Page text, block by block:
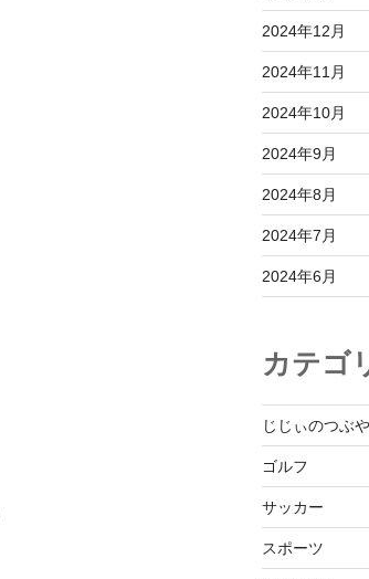
2024年12月
2024年11月
2024年10月
2024年9月
2024年8月
2024年7月
2024年6月
カテゴ
じじぃのつぶ
ゴルフ
サッカー
スポーツ